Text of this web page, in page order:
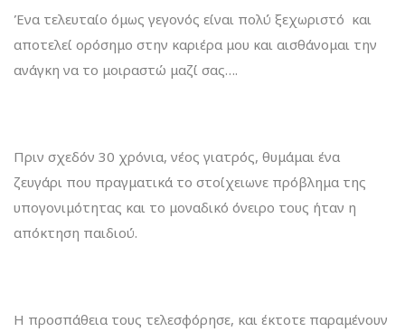
Ένα τελευταίο όμως γεγονός είναι πολύ ξεχωριστό και
αποτελεί ορόσημο στην καριέρα μου και αισθάνομαι την
ανάγκη να το μοιραστώ μαζί σας….
Πριν σχεδόν 30 χρόνια, νέος γιατρός, θυμάμαι ένα
ζευγάρι που πραγματικά το στοίχειωνε πρόβλημα της
υπογονιμότητας και το μοναδικό όνειρο τους ήταν η
απόκτηση παιδιού.
Η προσπάθεια τους τελεσφόρησε, και έκτοτε παραμένουν